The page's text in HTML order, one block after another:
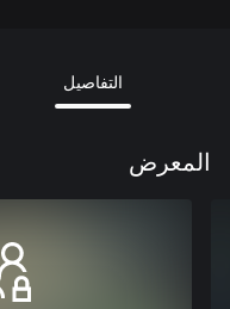
التفاصيل
المعرض